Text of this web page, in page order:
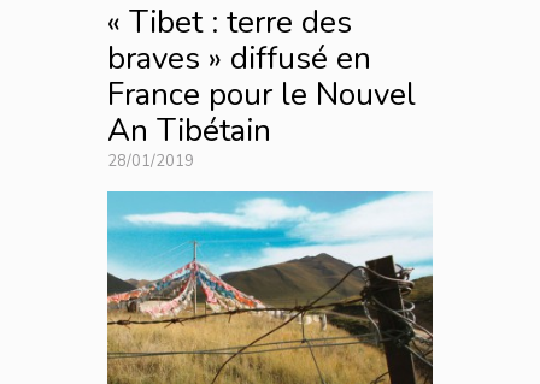
« Tibet : terre des
braves » diffusé en
France pour le Nouvel
An Tibétain
28/01/2019